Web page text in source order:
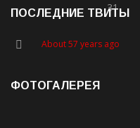
31
ПОСЛЕДНИЕ ТВИТЫ
About 57 years ago
ФОТОГАЛЕРЕЯ